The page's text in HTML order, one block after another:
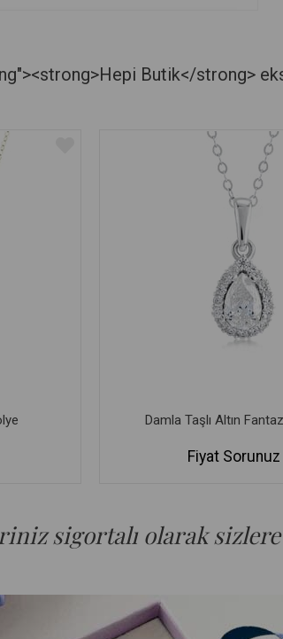
Butik</strong>
Damla Taşlı Altın
Fiyat Sorunuz
sigortalı olarak